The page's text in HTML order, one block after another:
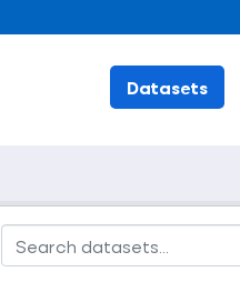
Datasets